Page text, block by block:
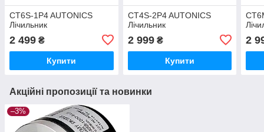
CT6S-1P4 AUTONICS
Лічильник
2 499 ₴
Купити
CT4S-2P4 AUTONICS
Лічильник
2 999₴
Купити
2
Акційні пропозиції та новинки
–3%